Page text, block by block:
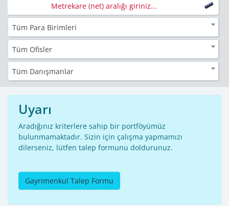
Metrekare (net) aralığı giriniz...
Tüm Para Birimleri
Tüm Ofisler
Tüm Danışmanlar
Uyarı
Aradığınız kriterlere sahip bir portföyümüz
bulunmamaktadır. Sizin için çalışma yapmamızı
dilerseniz, lütfen talep formunu doldurunuz.
Gayrimenkul Talep Formu